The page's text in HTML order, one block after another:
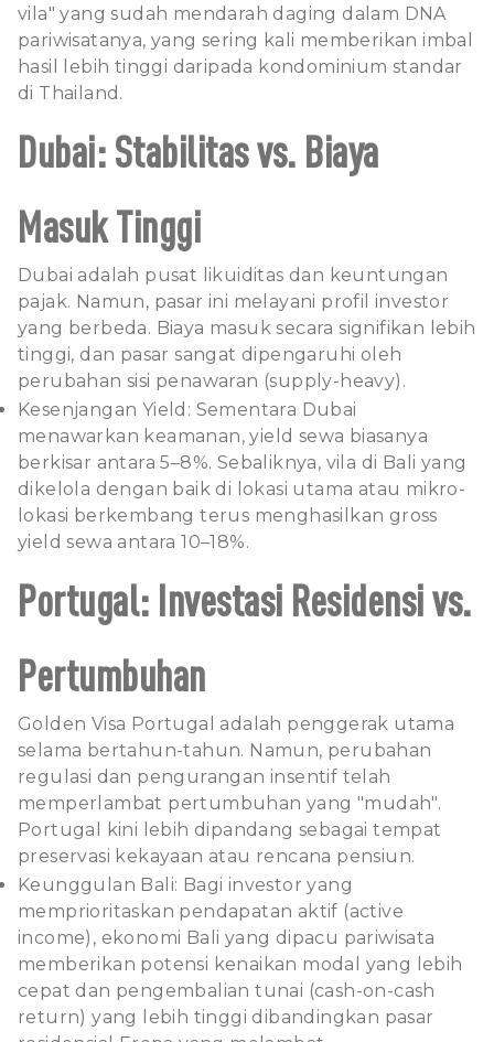
vila" yang sudah mendarah daging dalam DNA
pariwisatanya, yang sering kali memberikan imbal
hasil lebih tinggi daripada kondominium standar
di Thailand.
Dubai: Stabilitas vs. Biaya
Masuk Tinggi
Dubai adalah pusat likuiditas dan keuntungan
pajak. Namun, pasar ini melayani profil investor
yang berbeda. Biaya masuk secara signifikan lebih
tinggi, dan pasar sangat dipengaruhi oleh
perubahan sisi penawaran (supply-heavy).
Kesenjangan Yield: Sementara Dubai
menawarkan keamanan, yield sewa biasanya
berkisar antara 5–8%. Sebaliknya, vila di Bali yang
dikelola dengan baik di lokasi utama atau mikro-
lokasi berkembang terus menghasilkan gross
yield sewa antara 10–18%.
Portugal: Investasi Residensi vs.
Pertumbuhan
Golden Visa Portugal adalah penggerak utama
selama bertahun-tahun. Namun, perubahan
regulasi dan pengurangan insentif telah
memperlambat pertumbuhan yang "mudah".
Portugal kini lebih dipandang sebagai tempat
preservasi kekayaan atau rencana pensiun.
Keunggulan Bali: Bagi investor yang
memprioritaskan pendapatan aktif (active
income), ekonomi Bali yang dipacu pariwisata
memberikan potensi kenaikan modal yang lebih
cepat dan pengembalian tunai (cash-on-cash
return) yang lebih tinggi dibandingkan pasar